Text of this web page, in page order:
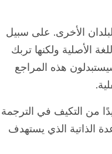
الأخرى. على سبيل
الأصلية ولكنها تربك
هذه المراجع
من التكيف في الترجمة
الذاتية الذي يستهدف